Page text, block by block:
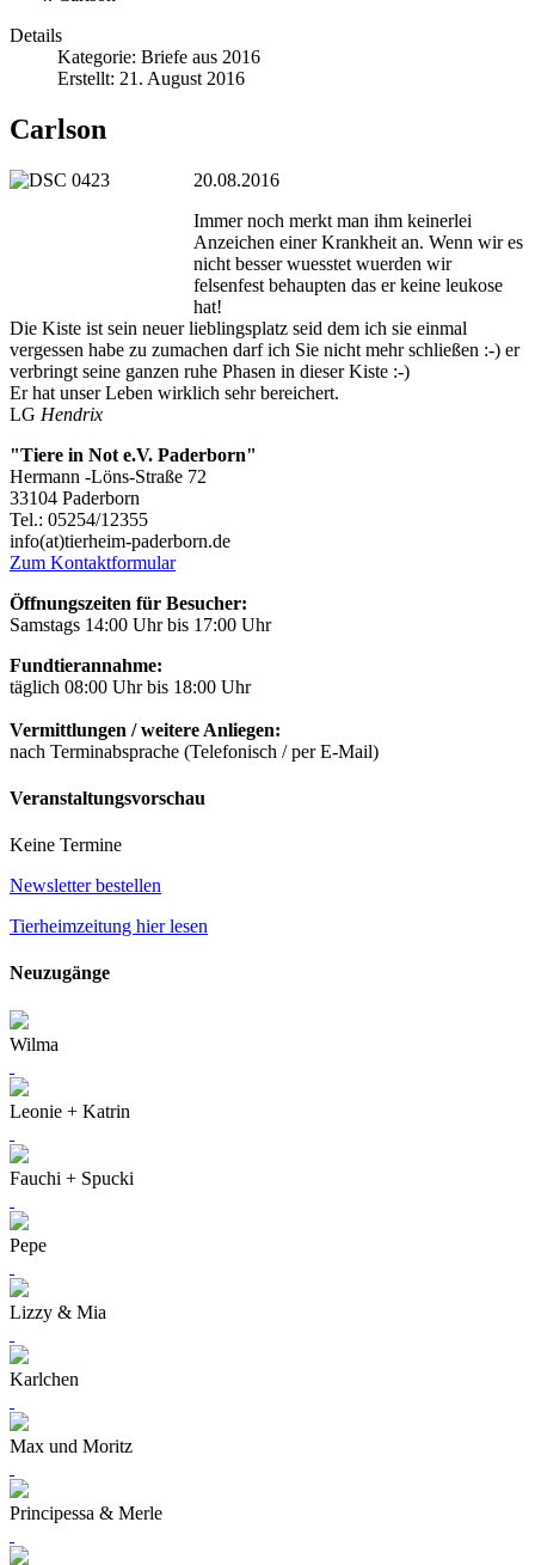
Details
Kategorie: Briefe aus 2016
Erstellt: 21. August 2016
Carlson
20.08.2016
Immer noch merkt man ihm keinerlei
Anzeichen einer Krankheit an. Wenn wir es
nicht besser wuesstet wuerden wir
felsenfest behaupten das er keine leukose
hat!
Die Kiste ist sein neuer lieblingsplatz seid dem ich sie einmal
vergessen habe zu zumachen darf ich Sie nicht mehr schließen :-) er
verbringt seine ganzen ruhe Phasen in dieser Kiste :-)
Er hat unser Leben wirklich sehr bereichert.
LG Hendrix
"Tiere in Not e.V. Paderborn"
Hermann -Löns-Straße 72
33104 Paderborn
Tel.: 05254/12355
info(at)tierheim-paderborn.de
Zum Kontaktformular
Öffnungszeiten für Besucher:
Samstags 14:00 Uhr bis 17:00 Uhr
Fundtierannahme:
täglich 08:00 Uhr bis 18:00 Uhr
Vermittlungen / weitere Anliegen:
nach Terminabsprache (Telefonisch / per E-Mail)
Veranstaltungsvorschau
Keine Termine
Newsletter bestellen
Tierheimzeitung hier lesen
Neuzugänge
Wilma
Leonie + Katrin
Fauchi + Spucki
Pepe
Lizzy & Mia
Karlchen
Max und Moritz
Principessa & Merle